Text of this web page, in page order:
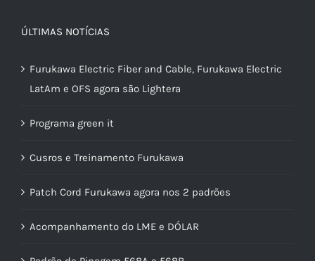
ÚLTIMAS NOTÍCIAS
Furukawa Electric Fiber and Cable, Furukawa Electric
LatAm e OFS agora são Lightera
Programa green it
Cusros e Treinamento Furukawa
Patch Cord Furukawa agora nos 2 padrões
Acompanhamento do LME e DÓLAR